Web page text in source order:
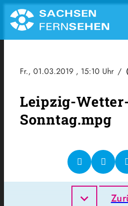
Fr., 01.03.2019 , 15:10 Uhr /
Leipzig-
Sonntag.mpg